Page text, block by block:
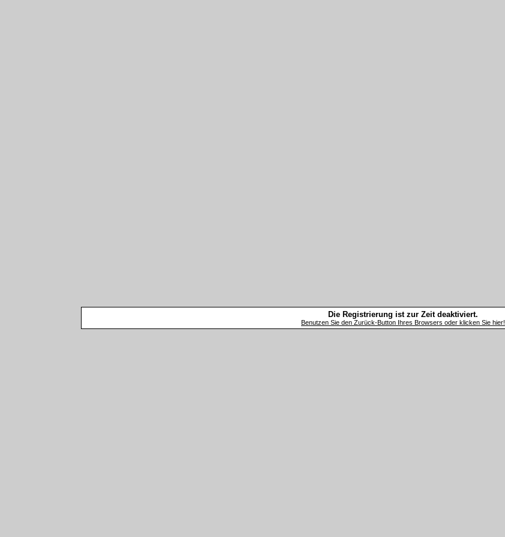
Die Registrierung ist zur Zeit deaktiviert.
Benutzen Sie den Zurück-Button Ihres Browsers oder klicken Sie hier!